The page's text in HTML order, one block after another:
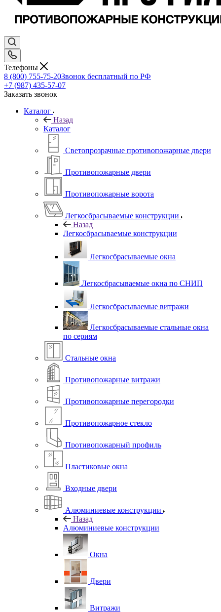
Телефоны
8 (800) 755-75-20Звонок бесплатный по РФ
+7 (987) 435-57-07
Заказать звонок
Каталог
Назад
Каталог
Светопрозрачные противопожарные двери
Противопожарные двери
Противопожарные ворота
Легкосбрасываемые конструкции
Назад
Легкосбрасываемые конструкции
Легкосбрасываемые окна
Легкосбрасываемые окна по СНИП
Легкосбрасываемые витражи
Легкосбрасываемые стальные окна
по сериям
Стальные окна
Противопожарные витражи
Противопожарные перегородки
Противопожарное стекло
Противопожарный профиль
Пластиковые окна
Входные двери
Алюминиевые конструкции
Назад
Алюминиевые конструкции
Окна
Двери
Витражи